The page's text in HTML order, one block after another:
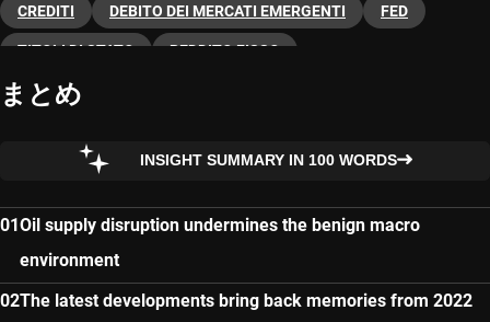
CREDITI DEBITO DEI MERCATI EMERGENTI FED
TITOLI DI STATO REDDITO FISSO
まとめ
INSIGHT SUMMARY IN 100 WORDS
Oil supply disruption undermines the benign macro
environment
The latest developments bring back memories from 2022